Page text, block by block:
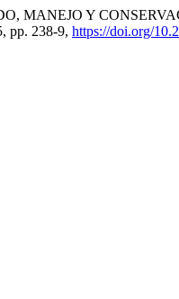
MANEJO Y
pp. 238-9, https://doi.org/